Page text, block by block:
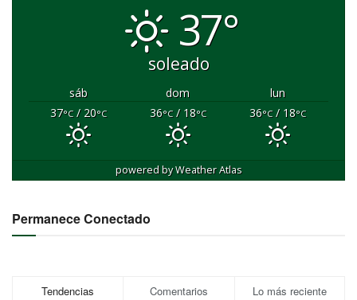
37°
soleado
sáb dom
lun
37°C/ 20°C 36°C/ 18°C 36°C/ 18°C
powered byWeather Atlas
Permanece Conectado
Tendencias Comentarios Lo más reciente